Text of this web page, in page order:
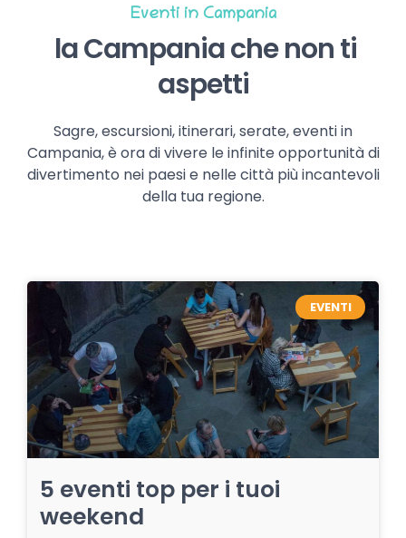
Eventi in Campania
la Campania che non ti
aspetti
Sagre, escursioni, itinerari, serate, eventi in
Campania, è ora di vivere le infinite opportunità di
divertimento nei paesi e nelle città più incantevoli
della tua regione.
EVENTI
5 eventi top per i tuoi
weekend